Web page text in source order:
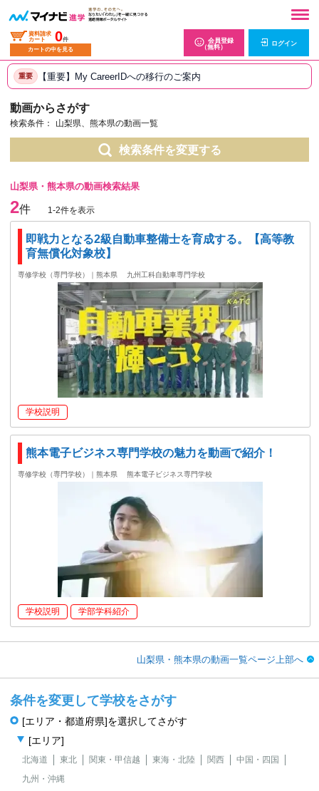
資料請求
カート
0件
カートの中を見る
会員登録
（無料）
ログイン
重要 【重要】My CareerIDへの移行のご案内
動画からさがす
検索条件： 山梨県、熊本県の動画一覧
検索条件を変更する
山梨県・熊本県の動画検索結果
2件 1-2件を表示
即戦力となる2級自動車整備士を育成する。【高等教
育無償化対象校】
専修学校（専門学校）｜熊本県 九州工科自動車専門学校
学校説明
熊本電子ビジネス専門学校の魅力を動画で紹介！
専修学校（専門学校）｜熊本県 熊本電子ビジネス専門学校
学校説明 学部学科紹介
山梨県・熊本県の動画一覧ページ上部へ
条件を変更して学校をさがす
[エリア・都道府県]を選択してさがす
[エリア]
北海道 東北 関東・甲信越 東海・北陸 関西
中国・四国
九州・沖縄